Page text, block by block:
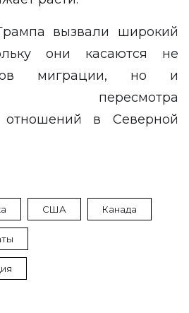
вызвали широкий
они касаются не
миграции, но и
пересмотра
отношений в Северной
США Канада